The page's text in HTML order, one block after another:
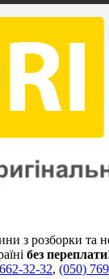
з розборки та
без
32-32, (050)